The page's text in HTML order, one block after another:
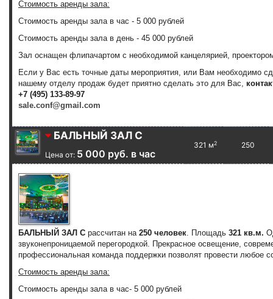
Стоимость аренды зала:
Стоимость аренды зала в час - 5 000 рублей
Стоимость аренды зала в день - 45 000 рублей
Зал оснащен флипачартом с необходимой канцелярией,
Если у Вас есть точные даты мероприятия, или Вам необходимо
нашему отделу продаж будет приятно сделать это для Вас,
+7 (495) 133-89-97
sale.conf@gmail.com
БАЛЬНЫЙ ЗАЛ С
Цена от: 5 000 руб. в час
321 м2 250
БАЛЬНЫЙ ЗАЛ С рассчитан на 250 человек. Площадь 321 кв.м.
звуконепроницаемой перегородкой. Прекрасное освещение,
профессиональная команда поддержки позволят провести любое
Стоимость аренды зала:
Стоимость аренды зала в час- 5 000 рублей